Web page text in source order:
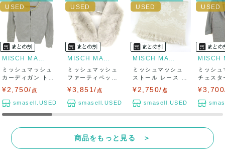
MISCH MASCH
ミッシュマッシュ
カーディガン トッ
プス 長袖 ク...
¥2,750/ 点
smasell.USED
MISCH MASCH
ミッシュマッシュ
ファーティペット
マフラー 未使...
¥3,851/ 点
smasell.USED
MISCH MASCH
ミッシュマッシュ
ストール レース 花
柄 ブランド...
¥2,750/ 点
smasell.USED
ミッシ
チェスタ
ロング
商品をもっと見る ＞